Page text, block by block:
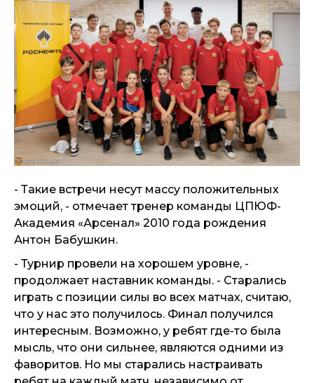
- Такие встречи несут массу положительных
эмоций, - отмечает тренер команды ЦПЮФ-
Академия «Арсенал» 2010 года рождения
Антон Бабушкин.
- Турнир провели на хорошем уровне, -
продолжает наставник команды. - Старались
играть с позиции силы во всех матчах, считаю,
что у нас это получилось. Финал получился
интересным. Возможно, у ребят где-то была
мысль, что они сильнее, являются одними из
фаворитов. Но мы старались настраивать